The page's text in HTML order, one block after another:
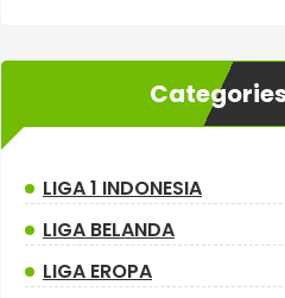
LIGA 1 INDONESIA
LIGA BELANDA
LIGA EROPA